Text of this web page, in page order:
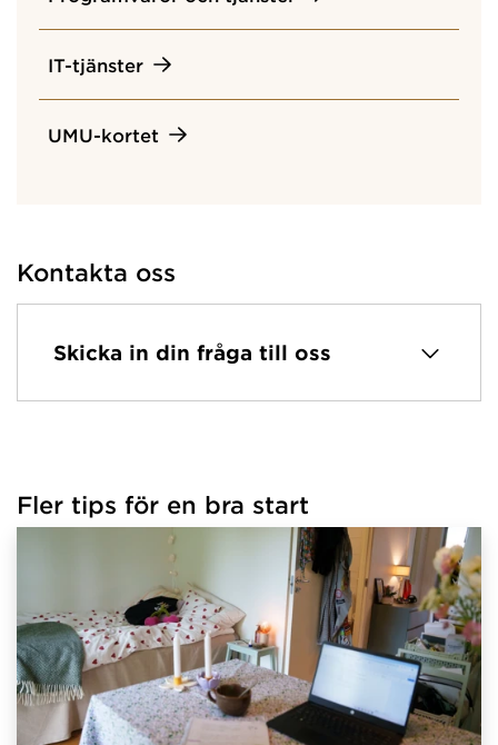
IT-tjänster
UMU-kortet
Kontakta oss
Skicka in din fråga till oss
Fler tips för en bra start